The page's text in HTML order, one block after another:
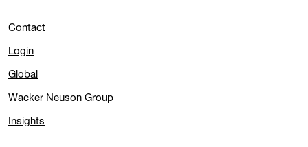
Contact
Login
Global
Wacker Neuson Group
Insights